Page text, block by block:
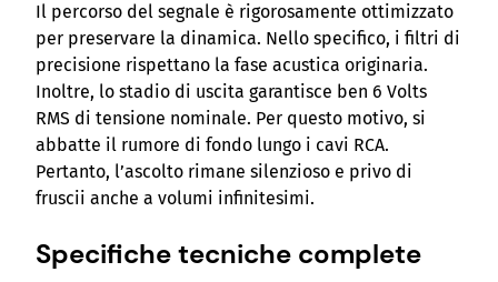
Il percorso del segnale è rigorosamente ottimizzato
per preservare la dinamica. Nello specifico, i filtri di
precisione rispettano la fase acustica originaria.
Inoltre, lo stadio di uscita garantisce ben 6 Volts
RMS di tensione nominale. Per questo motivo, si
abbatte il rumore di fondo lungo i cavi RCA.
Pertanto, l’ascolto rimane silenzioso e privo di
fruscii anche a volumi infinitesimi.
Specifiche tecniche complete